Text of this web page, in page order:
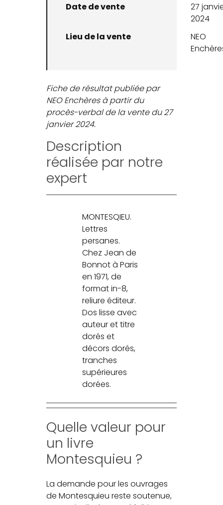
Date de vente
27
2024
Lieu de la vente
NEO
Fiche de résultat publiée par
NEO Enchères à partir du
procès-verbal de la vente du 27
janvier 2024.
Description
réalisée par notre
expert
MONTESQIEU.
Lettres
persanes.
Chez Jean de
Bonnot à Paris
en 1971, de
format in-8,
reliure éditeur.
Dos lisse avec
auteur et titre
dorés et
décors dorés,
tranches
supérieures
dorées.
Quelle valeur pour
un livre
Montesquieu ?
La demande pour les ouvrages
de Montesquieu reste soutenue,